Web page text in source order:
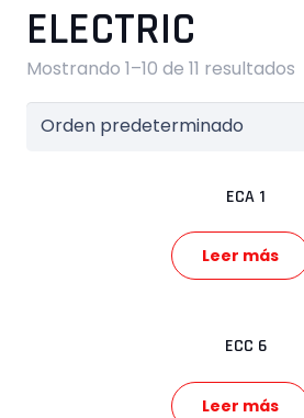
ELECTRIC
Mostrando 1–10 de 11 resultados
ECA 1
Leer más
ECC 6
Leer más